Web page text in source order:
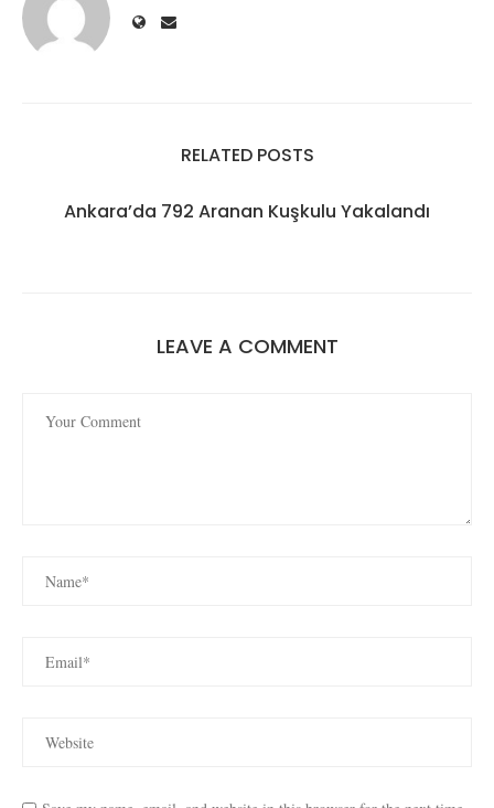
RELATED POSTS
Ankara’da 792 Aranan Kuşkulu Yakalandı
LEAVE A COMMENT